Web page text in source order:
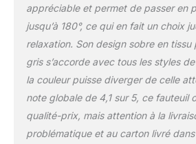
25kg/m³ -
flexibilité et
grâce au
ressorts
et dossier
pour un
Des
permettent
appréciable et permet de passer en
jusqu’à 180°, ce qui en fait un choix
relaxation. Son design sobre en
gris s’accorde avec tous les styles
la couleur puisse diverger de celle
note globale de 4,1 sur 5, ce fauteuil
qualité-prix, mais attention à la
problématique et au carton livré